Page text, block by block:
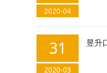
2020-04
31
2020-03
昱升